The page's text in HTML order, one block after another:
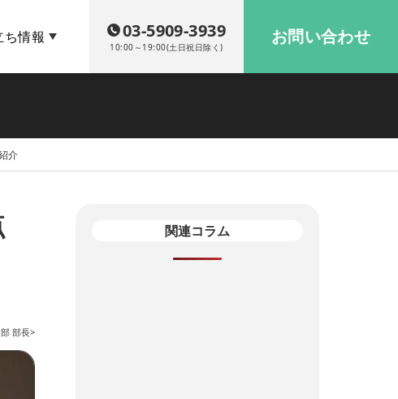
03-5909-3939
10:00～19:00(土日祝日除く) お問い合わせ
ち情報
介
部長>
関連コラム